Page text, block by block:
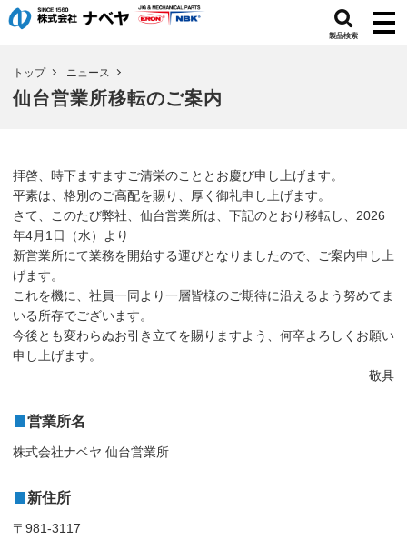
製品検索
トップ ニュース
仙台営業所移転のご案内
拝啓、時下ますますご清栄のこととお慶び申し上げます。
平素は、格別のご高配を賜り、厚く御礼申し上げます。
さて、このたび弊社、仙台営業所は、下記のとおり移転し、2026
年4月1日（水）より
新営業所にて業務を開始する運びとなりましたので、ご案内申し上
げます。
これを機に、社員一同より一層皆様のご期待に沿えるよう努めてま
いる所存でございます。
今後とも変わらぬお引き立てを賜りますよう、何卒よろしくお願い
申し上げます。
敬具
営業所名
株式会社ナベヤ 仙台営業所
新住所
〒981-3117